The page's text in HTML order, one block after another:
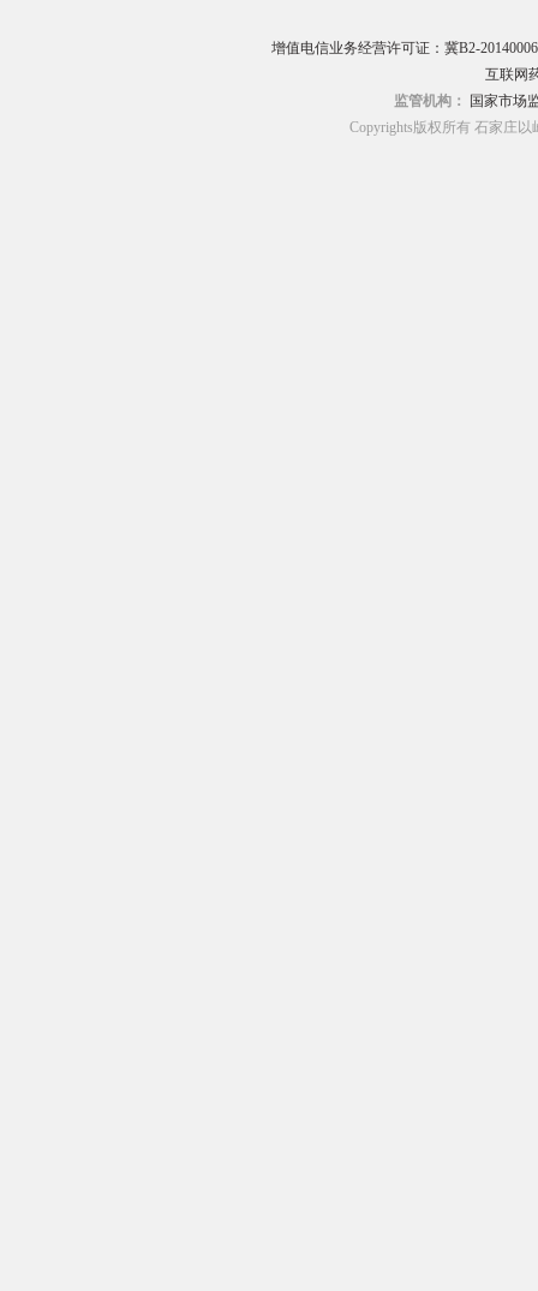
增值电信业务经营许可证：冀B2-20140006
互联网
监管机构：
国家市场
Copyrights版权所有 石家庄